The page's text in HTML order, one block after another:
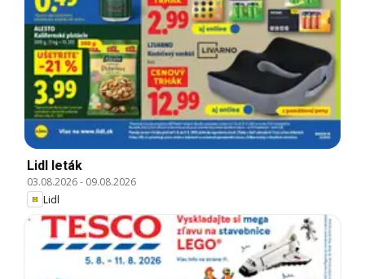
Lidl leták
03.08.2026- 09.08.2026
Lidl